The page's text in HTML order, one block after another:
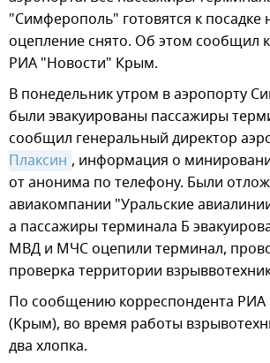
"Симферополь" готовятся к посадке
оцепление снято. Об этом сообщил
РИА "Новости" Крым.
В понедельник утром в аэропорту
были эвакуированы пассажиры
сообщил генеральный директор
Плаксин , информация о
от анонима по телефону. Были
авиакомпании "Уральские
а пассажиры терминала Б
МВД и МЧС оцепили терминал,
проверка территории
По сообщению корреспондента РИА
(Крым), во время работы
два хлопка.